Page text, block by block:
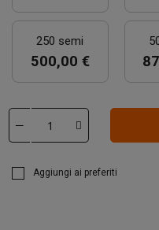
250 semi
500,00 €
Aggiungi ai preferiti